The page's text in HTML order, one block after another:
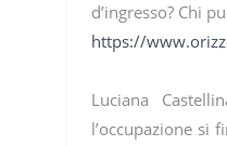
d’ingresso? Chi
https://
Luciana
l’occupazione si